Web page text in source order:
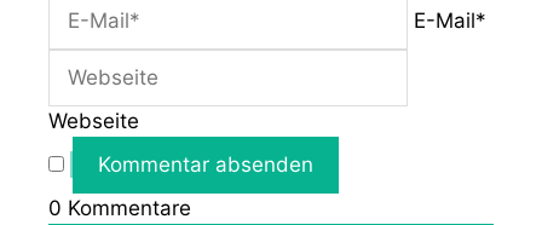
E-Mail*
Webseite
0 Kommentare